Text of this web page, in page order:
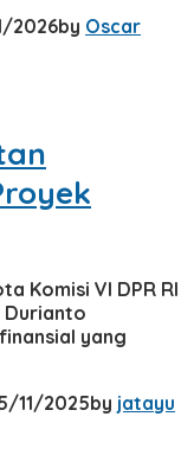
2026by Oscar
Komisi VI DPR RI
Durianto
yang
11/2025by jatayu